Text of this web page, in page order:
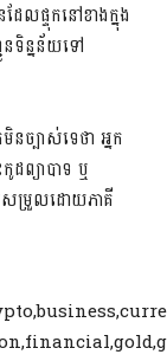
ែលផ្ទុកនៅខាងក្នុង
នទិន្នន័យទៅ
បាស់ទេថា អ្នក
ព្យាបាទ ឬ
សម្រួលដោយភាគី